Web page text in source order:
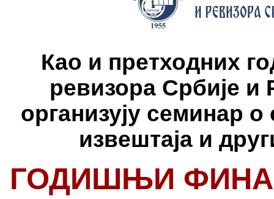
Као и претходних
ревизора Србије и
организују семинар
извештаја и
ГОДИШЊИ